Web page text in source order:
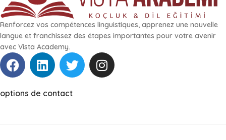
Renforcez vos compétences linguistiques, apprenez une nouvelle
langue et franchissez des étapes importantes pour votre avenir
avec Vista Academy.
options de contact